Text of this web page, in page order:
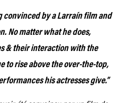
convinced by a Larraín film and
No matter what he does,
& their interaction with the
to rise above the over-the-top,
his actresses give.”